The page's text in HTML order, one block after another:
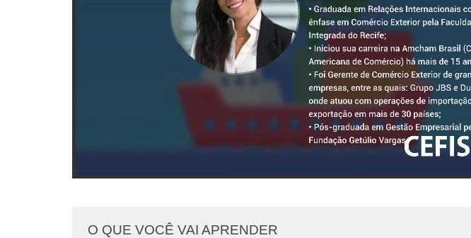
O QUE VOCÊ VAI APRENDER